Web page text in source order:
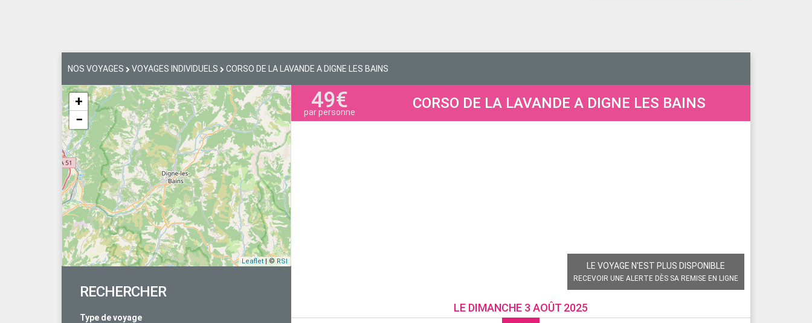
NOS VOYAGES VOYAGES INDIVIDUELS CORSO DE LA LAVANDE A DIGNE LES BAINS
+
−
Leaflet| © RSI
RECHERCHER
Type de voyage
49€
par personne
CORSO DE LA LAVANDE A DIGNE LES BAINS
LE VOYAGE N'EST PLUS DISPONIBLE
RECEVOIR UNE ALERTE DÈS SA REMISE EN LIGNE
LE DIMANCHE 3 AOÛT 2025